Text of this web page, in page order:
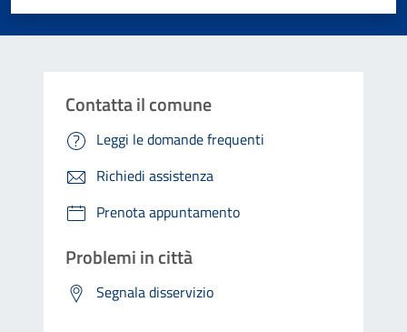
Contatta il comune
Leggi le domande frequenti
Richiedi assistenza
Prenota appuntamento
Problemi in città
Segnala disservizio